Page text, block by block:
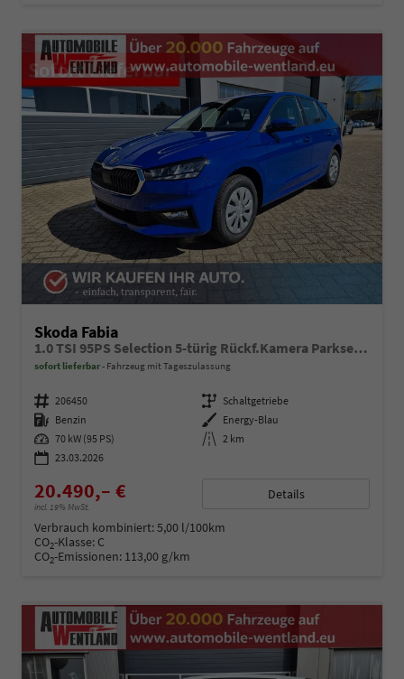
Skoda Fabia
1.0 TSI 95PS Selection 5-türig Rückf.Kamera Parksensoren Sitzheizung Multifunktionslenkrad Klima Skoda-Radio Bluetooth Touchscreen Tempomat Nebelsch. Apple CarPlay + Android Auto
sofort lieferbar Fahrzeug mit Tageszulassung
Fahrzeugnummer 206450 Getriebe Schaltgetriebe
Kraftstoff Benzin Außenfarbe Energy-Blau
Leistung 70 kW (95 PS) Kilometerstand 2 km
23.03.2026
20.490,– €
incl. 19% MwSt.
Details
Verbrauch kombiniert:5,00 l/100km
CO2-Klasse: C
CO2-Emissionen: 113,00 g/km